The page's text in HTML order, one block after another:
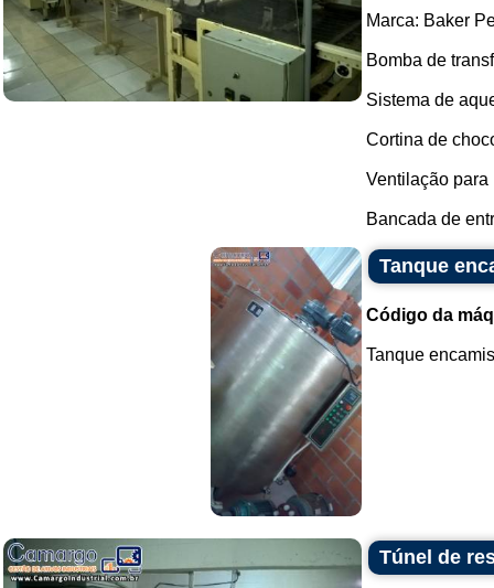
Marca: Baker
Bomba de
Sistema de
Cortina de
Ventilação para
Bancada de
Tanque
Código da
Tanque
Túnel de